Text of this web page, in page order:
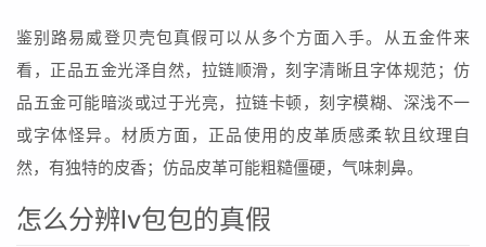
鉴别路易威登贝壳包真假可以从多个方面入手。从五金件来
看，正品五金光泽自然，拉链顺滑，刻字清晰且字体规范；仿
品五金可能暗淡或过于光亮，拉链卡顿，刻字模糊、深浅不一
或字体怪异。材质方面，正品使用的皮革质感柔软且纹理自
然，有独特的皮香；仿品皮革可能粗糙僵硬，气味刺鼻。
怎么分辨lv包包的真假